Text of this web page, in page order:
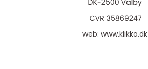
web: www.klikko.dk